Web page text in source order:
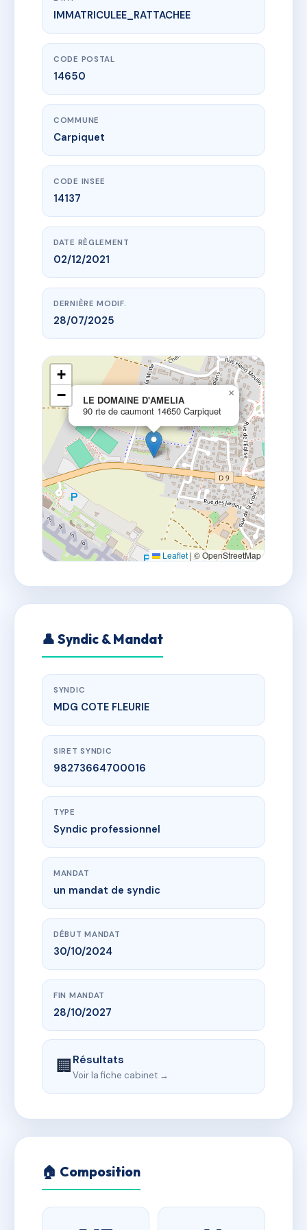
www.vme.plus/AH2831196
LE DOMAINE D'AMELIA
90 rte de caumont
IMMATRICULEE_RATTACHEE
CODE POSTAL
14650
COMMUNE
Carpiquet
CODE INSEE
14137
DATE RÈGLEMENT
02/12/2021
DERNIÈRE MODIF.
28/07/2025
LE DOMAINE D'AMELIA
90 rte de caumont 14650 Carpiquet
×
+
−
Leaflet | © OpenStreetMap
👤 Syndic & Mandat
SYNDIC
MDG COTE FLEURIE
SIRET SYNDIC
98273664700016
TYPE
Syndic professionnel
MANDAT
un mandat de syndic
DÉBUT MANDAT
30/10/2024
FIN MANDAT
28/10/2027
🏢Résultats
Voir la fiche cabinet →
🏠 Composition